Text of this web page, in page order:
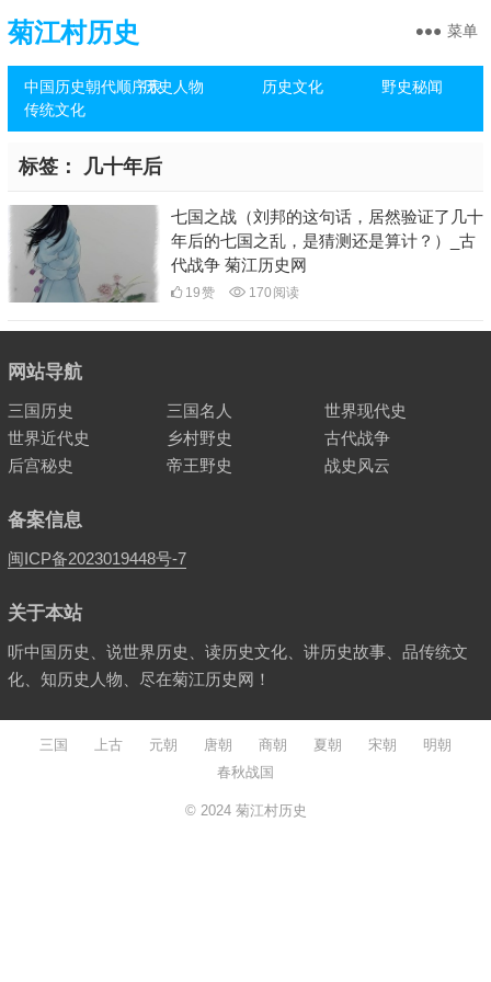
菊江村历史
中国历史朝代顺序表历史人物 历史文化
野史秘闻
传统文化
菜单
标签： 几十年后
七国之战（刘邦的这句话，居然验证了几十
年后的七国之乱，是猜测还是算计？）_古
代战争 菊江历史网
19赞 170 阅读
网站导航
三国历史 三国名人
世界现代史
世界近代史
乡村野史
古代战争
后宫秘史
帝王野史 战史风云
备案信息
闽ICP备2023019448号-7
关于本站
听中国历史、说世界历史、读历史文化、讲历史故事、品传统文
化、知历史人物、尽在菊江历史网！
三国 上古 元朝 唐朝 商朝 夏朝 宋朝
明朝
春秋战国
© 2024 菊江村历史